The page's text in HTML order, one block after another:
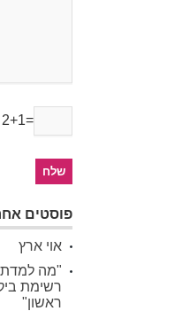
2+1=
פוסטים
אוי ארץ
רשימת
ראשון"